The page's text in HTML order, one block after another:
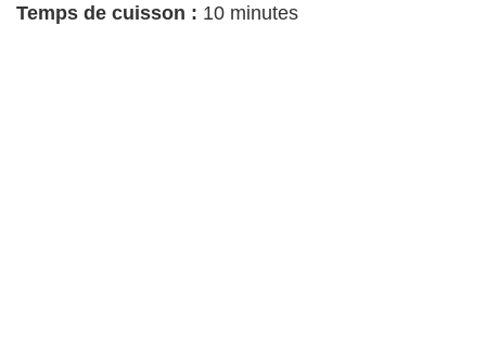
Temps de cuisson : 10 minutes